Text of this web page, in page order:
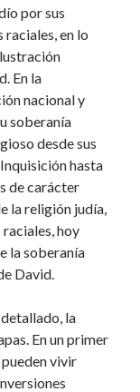
por sus
en lo
En la
nacional y
soberanía
desde sus
hasta
de carácter
la religión judía,
hoy
la soberanía
David.
la
En un primer
vivir